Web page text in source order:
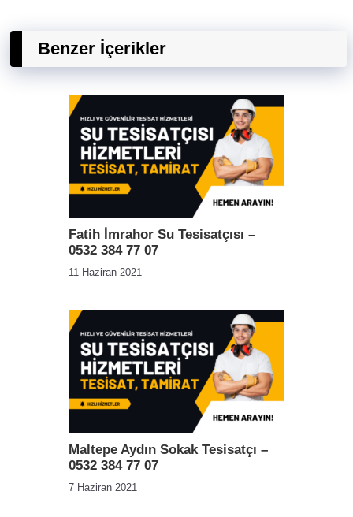
Benzer İçerikler
Fatih İmrahor Su Tesisatçısı –
0532 384 77 07
11 Haziran 2021
Maltepe Aydın Sokak Tesisatçı –
0532 384 77 07
7 Haziran 2021